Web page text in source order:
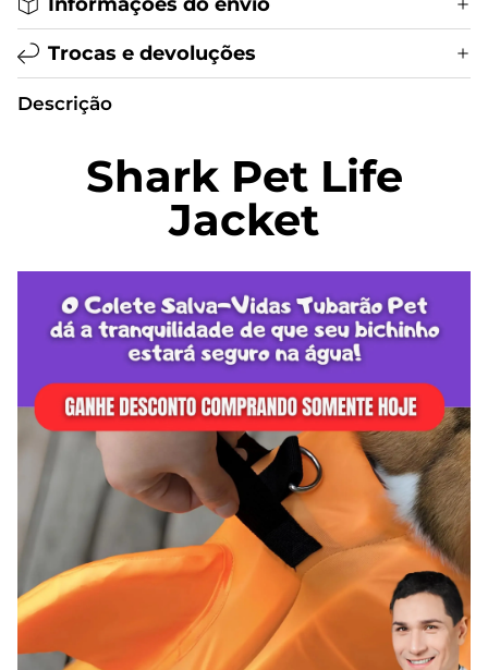
Trocas e devoluções
Descrição
Shark Pet Life
Jacket